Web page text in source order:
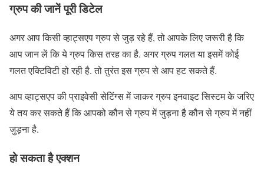
ग्रुप की जानें पूरी डिटेल
अगर आप किसी व्हाट्सएप ग्रुप से जुड़ रहे हैं, तो आपके लिए जरूरी है कि
आप जान लें कि ये ग्रुप किस तरह का है. अगर ग्रुप गलत या इसमें कोई
गलत एक्टिविटी हो रही है. तो तुरंत इस ग्रुप से आप हट सकते हैं.
आप व्हाट्सएप की प्राइवेसी सेटिंग्स में जाकर ग्रुप इनवाइट सिस्टम के जरिए
ये तय कर सकते हैं कि आपको कौन से ग्रुप में जुड़ना है कौन से ग्रुप में नहीं
जुड़ना है.
हो सकता है एक्शन